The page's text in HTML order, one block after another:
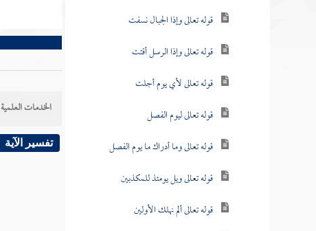
قوله تعالى وإذا الجبال نسفت
قوله تعالى وإذا الرسل أقتت
قوله تعالى لأي يوم أجلت
قوله تعالى ليوم الفصل
قوله تعالى وما أدراك ما يوم الفصل
قوله تعالى ويل يومئذ للمكذبين
قوله تعالى ألم نهلك الأولين
الخدمات العلمية
تفسير الآية